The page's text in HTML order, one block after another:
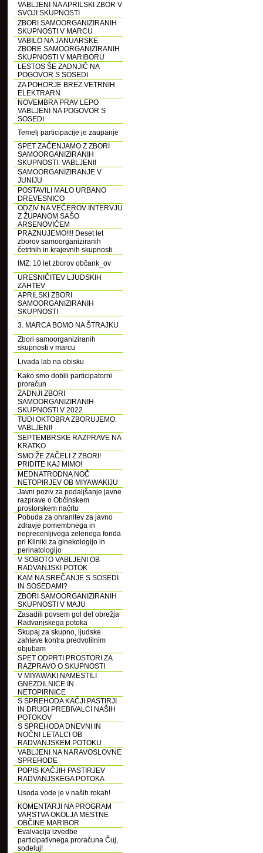
VABLJENI NA APRILSKI ZBOR V
SVOJI SKUPNOSTI
ZBORI SAMOORGANIZIRANIH
SKUPNOSTI V MARCU
VABILO NA JANUARSKE
ZBORE SAMOORGANIZIRANIH
SKUPNOSTI V MARIBORU
LESTOS ŠE ZADNJIČ NA
POGOVOR S SOSEDI
ZA POHORJE BREZ VETRNIH
ELEKTRARN
NOVEMBRA PRAV LEPO
VABLJENI NA POGOVOR S
SOSEDI
Temelj participacije je zaupanje
SPET ZAČENJAMO Z ZBORI
SAMOORGANIZIRANIH
SKUPNOSTI. VABLJENI!
SAMOORGANIZIRANJE V
JUNIJU
POSTAVILI MALO URBANO
DREVESNICO
ODZIV NA VEČEROV INTERVJU
Z ŽUPANOM SAŠO
ARSENOVIČEM
PRAZNUJEMO!!!! Deset let
zborov samoorganiziranih
četrtnih in krajevnih skupnosti
IMZ: 10 let zborov občank_ov
URESNIČITEV LJUDSKIH
ZAHTEV
APRILSKI ZBORI
SAMOORGANIZIRANIH
SKUPNOSTI
3. MARCA BOMO NA ŠTRAJKU
Zbori samoorganiziranih
skupnosti v marcu
Livada lab na obisku
Kako smo dobili participatorni
proračun
ZADNJI ZBORI
SAMOORGANIZIRANIH
SKUPNOSTI V 2022
TUDI OKTOBRA ZBORUJEMO.
VABLJENI!
SEPTEMBRSKE RAZPRAVE NA
KRATKO
SMO ŽE ZAČELI Z ZBORI!
PRIDITE KAJ MIMO!
MEDNATRODNA NOČ
NETOPIRJEV OB MIYAWAKIJU
Javni poziv za podaljšanje javne
razprave o Občinskem
prostorskem načrtu
Pobuda za ohranitev za javno
zdravje pomembnega in
neprecenljivega zelenega fonda
pri Kliniki za ginekologijo in
perinatologijo
V SOBOTO VABLJENI OB
RADVANJSKI POTOK
KAM NA SREČANJE S SOSEDI
IN SOSEDAMI?
ZBORI SAMOORGANIZIRANIH
SKUPNOSTI V MAJU
Zasadili povsem gol del obrežja
Radvanjskega potoka
Skupaj za skupno, ljudske
zahteve kontra predvolilnim
objubam
SPET ODPRTI PROSTORI ZA
RAZPRAVO O SKUPNOSTI
V MIYAWAKI NAMESTILI
GNEZDILNICE IN
NETOPIRNICE
S SPREHODA KAČJI PASTIRJI
IN DRUGI PREBIVALCI NAŠIH
POTOKOV
S SPREHODA DNEVNI IN
NOČNI LETALCI OB
RADVANJSKEM POTOKU
VABLJENI NA NARAVOSLOVNE
SPREHODE
POPIS KAČJIH PASTIRJEV
RADVANJSKEGA POTOKA
Usoda vode je v naših rokah!
KOMENTARJI NA PROGRAM
VARSTVA OKOLJA MESTNE
OBČINE MARIBOR
Evalvacija izvedbe
participativnega proračuna Čuj,
sodeluj!